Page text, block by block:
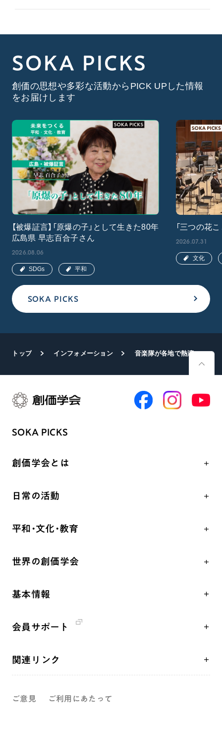
SOKA PICKS
創価の思想や多彩な活動からPICK UPした情報
をお届けします
SOKA PICKS
【被爆証言】「原爆の子」として生きた80年
広島県 早志百合子さん
2026.08.06
SDGs 平和
「三つの花
2026.07.31
文化
トップ インフォメーション 音楽隊が各地で熱演
SOKA PICKS
創価学会とは
祈り
聖典
釈尊～法華経
創価学会の三代会長
第2代会長・戸田城聖先生
第3代会長・池田大作先生
日常の活動
座談会
仏法を語る
年間の活動について
彼岸
平和・文化・教育
「人権文化」「ジェンダー平等」を促進
人道支援
展示活動
世界の創価学会
基本情報
創価学会 社会憲章
沿革
会員サポート
関連リンク
墓地公園・納骨堂
ご意見 ご利用にあたって